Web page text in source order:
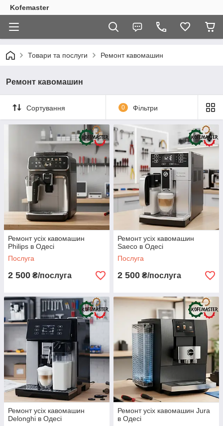
Kofemaster
Товари та послуги Ремонт кавомашин
Ремонт кавомашин
Сортування 0 Фільтри
Ремонт усіх кавомашин
Philips в Одесі
Послуга
2 500 ₴/послуга
Ремонт усіх кавомашин
Saeco в Одесі
Послуга
2 500 ₴/послуга
Ремонт усіх кавомашин
Delonghi в Одесі
Ремонт усіх кавомашин Jura
в Одесі